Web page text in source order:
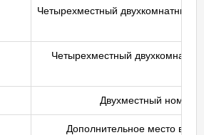
Четырехместный двухкомнатный
Четырехместный
Двухместный номер
Дополнительное место в